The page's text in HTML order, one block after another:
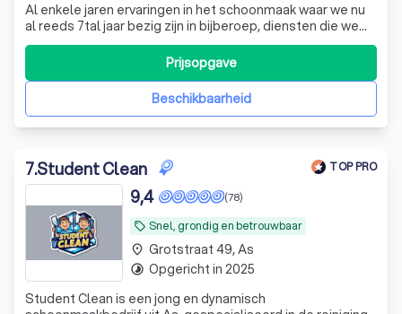
Al enkele jaren ervaringen in het schoonmaak waar we nu
al reeds 7tal jaar bezig zijn in bijberoep, diensten die we
aanbieden zijn Algemene schoonmaak van: Praktijken,
kantoren, gemeenschappelijke gedeeltes syndicus en
(appartementen...) opruiming en schoonmaak van
huizen/panden na verhuur, verbouw
Beschikbaarheid
Prijsopgave
7.Student Clean TOP PRO
local_offer Snel, grondig en betrouwbaar
(78)
9,4
Student Clean is een jong en dynamisch
place Grotstraat 49, As
timelapse Opgericht in 2025